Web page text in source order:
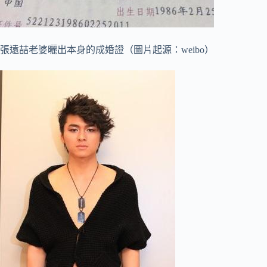
張遠喆老婆曬出本身的成婚證（圖片起源：weibo）